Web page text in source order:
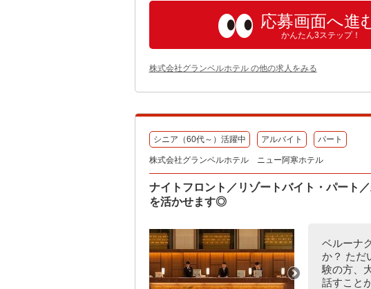
応募画面へ進
かんたん3ステップ！
株式会社グランベルホテル の他の求人をみる
シニア（60代～）活躍中 アルバイト パート
株式会社グランベルホテル ニュー阿寒ホテル
ナイトフロント／リゾートバイト・パート
を活かせます◎
ベルーナ
か？ ただ
験の方、
話すこと